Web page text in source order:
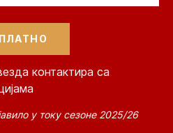
контактира са
у току сезоне 2025/26